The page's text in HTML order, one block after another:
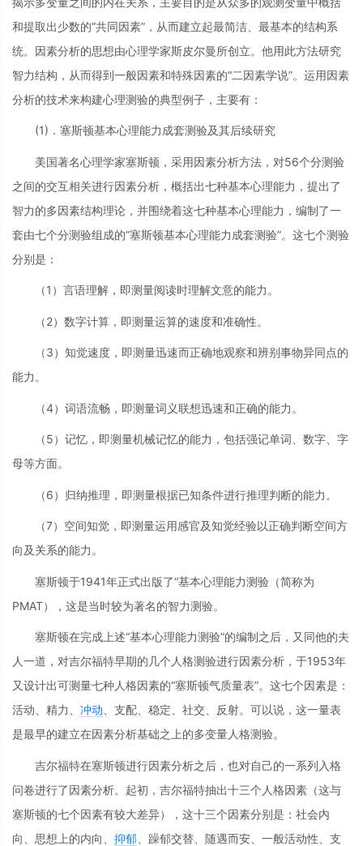
和提取出少数的“共同因素”，从而建立起最简洁、最基本的结构系
统。因素分析的思想由心理学家斯皮尔曼所创立。他用此方法研究
智力结构，从而得到一般因素和特殊因素的“二因素学说”。运用因素
分析的技术来构建心理测验的典型例子，主要有：
(1)．塞斯顿基本心理能力成套测验及其后续研究
美国著名心理学家塞斯顿，采用因素分析方法，对56个分测验
之间的交互相关进行因素分析，概括出七种基本心理能力，提出了
智力的多因素结构理论，并围绕着这七种基本心理能力，编制了一
套由七个分测验组成的“塞斯顿基本心理能力成套测验”。这七个测验
分别是：
（1）言语理解，即测量阅读时理解文意的能力。
（2）数字计算，即测量运算的速度和准确性。
（3）知觉速度，即测量迅速而正确地观察和辨别事物异同点的
能力。
（4）词语流畅，即测量词义联想迅速和正确的能力。
（5）记忆，即测量机械记忆的能力，包括强记单词、数字、字
母等方面。
（6）归纳推理，即测量根据已知条件进行推理判断的能力。
（7）空间知觉，即测量运用感官及知觉经验以正确判断空间方
向及关系的能力。
塞斯顿于1941年正式出版了“基本心理能力测验（简称为
PMAT），这是当时较为著名的智力测验。
塞斯顿在完成上述“基本心理能力测验”的编制之后，又同他的夫
人一道，对吉尔福特早期的几个人格测验进行因素分析，于1953年
又设计出可测量七种人格因素的“塞斯顿气质量表”。这七个因素是：
活动、精力、 冲动 、支配、稳定、社交、反射。可以说，这一量表
是最早的建立在因素分析基础之上的多变量人格测验。
吉尔福特在塞斯顿进行因素分析之后，也对自己的一系列入格
问卷进行了因素分析。起初，吉尔福特抽出十三个人格因素（这与
塞斯顿的七个因素有较大差异），这十三个因素分别是：社会内
向、思想上的内向、 抑郁 、躁郁交替、随遇而安、一般活动性、支